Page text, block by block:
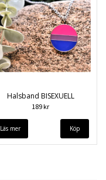
Halsband BISEXUELL
189 kr
Läs mer